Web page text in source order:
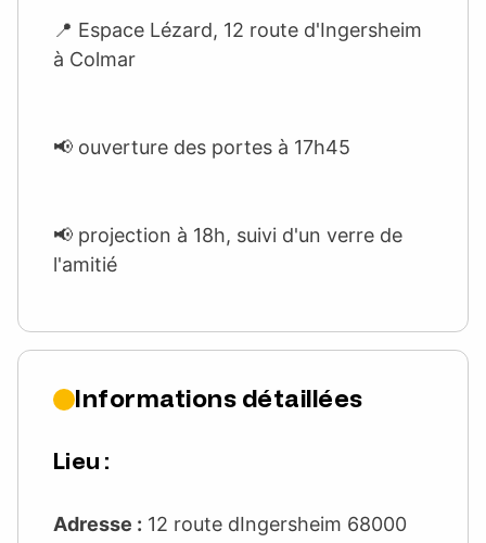
📍​ Espace Lézard, 12 route d'Ingersheim
à Colmar
📢 ouverture des portes à 17h45
📢 projection à 18h, suivi d'un verre de
l'amitié
Informations détaillées
Lieu :
Adresse : 12 route dIngersheim 68000